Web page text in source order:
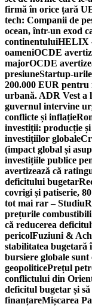
firmă în orice țară
tech: Companii de
ocean, într-un exod
continentuluiHELIX
oameniOCDE
majorOCDE
presiuneStartup-
200.000 EUR
urbană. ADR Vest a
guvernul intervine
conflicte și inflație
investiții: producție
investițiilor globale
(impact global și
investițiile publice
avertizează că
deficitului bugetar
covrigi și patiserie,
tot mai rar – Studiu
prețurile
că reducerea
pericolFuziuni &
stabilitatea bugetară
bursiere globale
geopoliticePrețul
conflictului din
deficitul bugetar și să
finanțareMișcarea